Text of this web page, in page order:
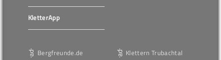
KletterApp
Bergfreunde.de Klettern Trubachtal